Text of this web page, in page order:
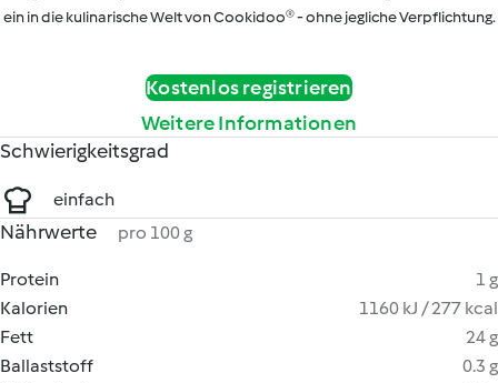
ein in die kulinarische Welt von Cookidoo® - ohne jegliche Verpflichtung.
Kostenlos registrieren
Weitere Informationen
Schwierigkeitsgrad
einfach
Nährwerte pro 100 g
Protein
1 g
Kalorien
1160 kJ / 277 kcal
Fett
24 g
Ballaststoff
0.3 g